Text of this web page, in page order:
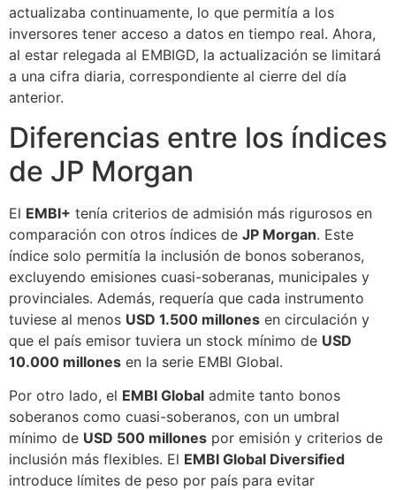
actualizaba continuamente, lo que permitía a los
inversores tener acceso a datos en tiempo real. Ahora,
al estar relegada al EMBIGD, la actualización se limitará
a una cifra diaria, correspondiente al cierre del día
anterior.
Diferencias entre los índices
de JP Morgan
El EMBI+ tenía criterios de admisión más rigurosos en
comparación con otros índices de JP Morgan. Este
índice solo permitía la inclusión de bonos soberanos,
excluyendo emisiones cuasi-soberanas, municipales y
provinciales. Además, requería que cada instrumento
tuviese al menos USD 1.500 millones en circulación y
que el país emisor tuviera un stock mínimo de USD
10.000 millones en la serie EMBI Global.
Por otro lado, el EMBI Global admite tanto bonos
soberanos como cuasi-soberanos, con un umbral
mínimo de USD 500 millones por emisión y criterios de
inclusión más flexibles. El EMBI Global Diversified
introduce límites de peso por país para evitar